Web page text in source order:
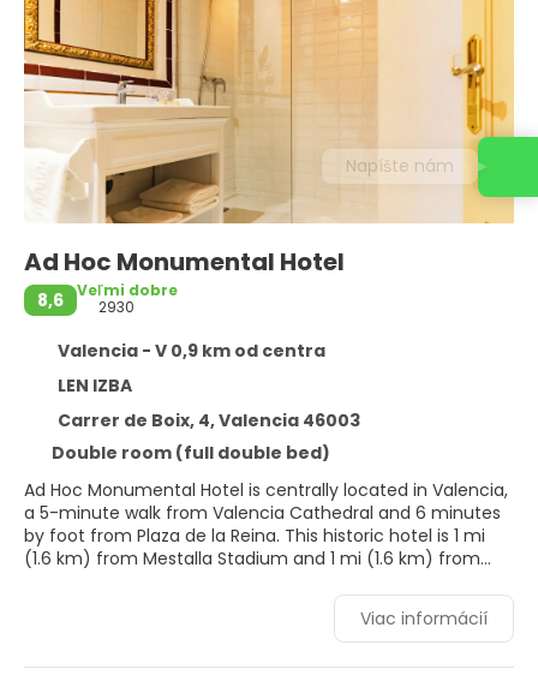
Ad Hoc Monumental Hotel
8,6
Veľmi dobre
2930
Valencia - V 0,9 km od centra
LEN IZBA
Carrer de Boix, 4, Valencia 46003
Double room (full double bed)
Ad Hoc Monumental Hotel is centrally located in Valencia,
a 5-minute walk from Valencia Cathedral and 6 minutes
by foot from Plaza de la Reina. This historic hotel is 1 mi
(1.6 km) from Mestalla Stadium and 1 mi (1.6 km) from
Take advantage of recreation opportunities such as
bicycles to rent, or other amenities including
complimentary wireless internet access and concierge
Viac informácií
Napíšte nám